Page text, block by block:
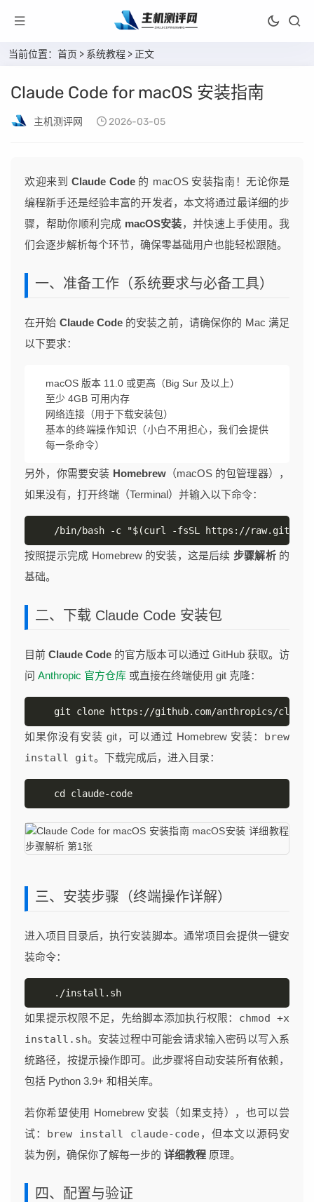
当前位置： 首页 > 系统教程 > 正文
Claude Code for macOS 安装指南
主机测评网 2026-03-05
欢迎来到Claude Code的 macOS 安装指南！无论你是
编程新手还是经验丰富的开发者，本文将通过最详细的步
骤，帮助你顺利完成 macOS安装，并快速上手使用。我
们会逐步解析每个环节，确保零基础用户也能轻松跟随。
一、准备工作（系统要求与必备工具）
在开始 Claude Code的安装之前，请确保你的 Mac 满足
以下要求：
macOS 版本 11.0 或更高（Big Sur 及以上）
至少 4GB 可用内存
网络连接（用于下载安装包）
基本的终端操作知识（小白不用担心，我们会提供
每一条命令）
另外，你需要安装 Homebrew（macOS 的包管理器），
如果没有，打开终端（Terminal）并输入以下命令：
/bin/bash -c "$(curl -fsSL https://
按照提示完成 Homebrew 的安装，这是后续 步骤解析的
基础。
二、下载 Claude Code 安装包
目前Claude Code 的官方版本可以通过 GitHub 获取。访
问 Anthropic 官方仓库 或直接在终端使用 git 克隆：
git clone https://github.com/anthropics/
如果你没有安装 git，可以通过 Homebrew 安装： brew
install git。下载完成后，进入目录：
cd claude-code
三、安装步骤（终端操作详解）
进入项目目录后，执行安装脚本。通常项目会提供一键安
装命令：
./install.sh
如果提示权限不足，先给脚本添加执行权限： chmod +x
install.sh。安装过程中可能会请求输入密码以写入系
统路径，按提示操作即可。此步骤将自动安装所有依赖，
包括 Python 3.9+ 和相关库。
若你希望使用 Homebrew 安装（如果支持），也可以尝
试： brew install claude-code，但本文以源码安
装为例，确保你了解每一步的 详细教程 原理。
四、配置与验证